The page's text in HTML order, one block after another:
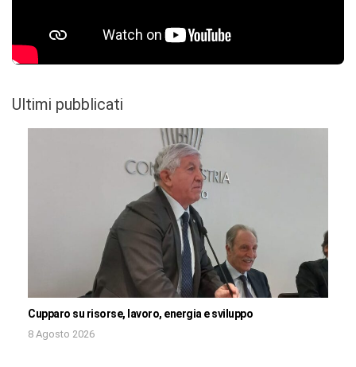
Ultimi pubblicati
Cupparo su risorse, lavoro, energia e sviluppo
8 Agosto 2026